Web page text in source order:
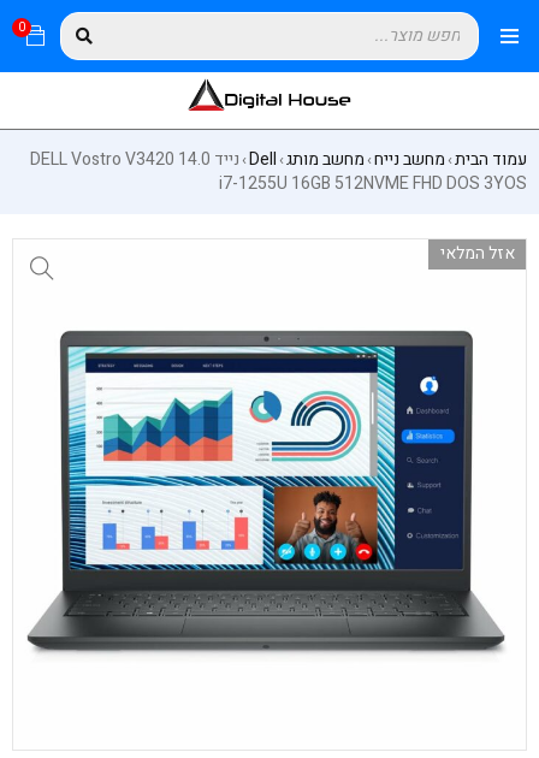
0
עמוד הבית›מחשב נייח›מחשב מותג›
Dell
›
נייד DELL Vostro V3420 14.0
i7-1255U 16GB 512NVME FHD DOS 3YOS
אזל המלאי